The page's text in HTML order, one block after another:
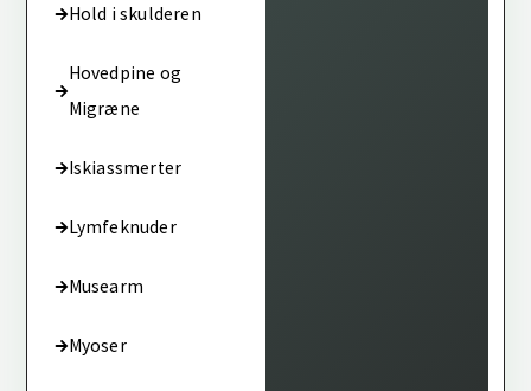
Hold i skulderen
Hovedpine og
Migræne
Iskiassmerter
Lymfeknuder
Musearm
Myoser